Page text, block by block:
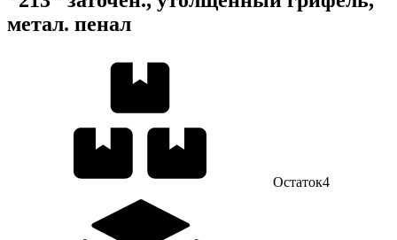
метал. пенал
Остаток4